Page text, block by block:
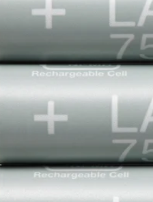
zoomed out, normal view